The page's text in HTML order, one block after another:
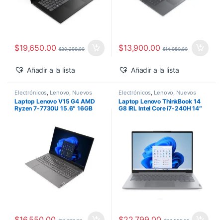
$19,650.00 $20,299.00
Añadir a la lista
$13,900.00 $14,950.00
Añadir a la lista
Electrónicos Lenovo Nuevos
Productos
Laptop Lenovo V15 G4 AMD
Ryzen 7-7730U 15.6″ 16GB
Electrónicos Lenovo Nuevos
Productos
Laptop Lenovo ThinkBook 14
G8 IRL Intel Core i7-240H 14″